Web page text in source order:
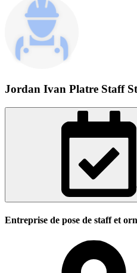
Jordan Ivan Platre Staff
Entreprise de pose de staff et